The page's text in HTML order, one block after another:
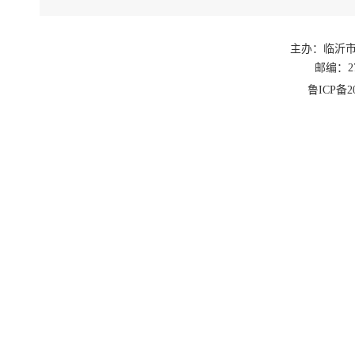
主办：临沂
邮编：
鲁ICP备